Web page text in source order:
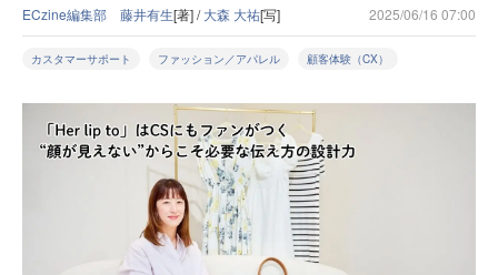
ECzine編集部 藤井有生[著] /大森 大祐[写] 2025/06/16 07:00
カスタマーサポート ファッション／アパレル 顧客体験（CX）